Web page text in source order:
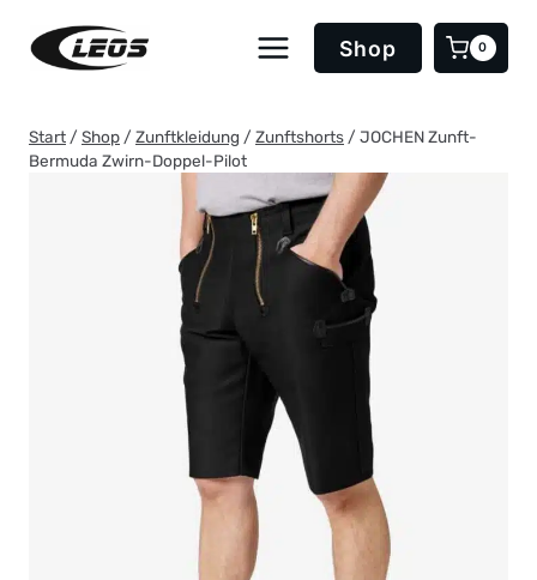
Inhalt
springen
Shop 0
Start / Shop / Zunftkleidung / Zunftshorts / JOCHEN Zunft-
Bermuda Zwirn-Doppel-Pilot